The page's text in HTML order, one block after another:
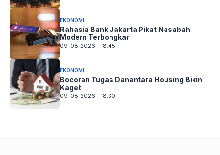
EKONOMI
Rahasia Bank Jakarta Pikat Nasabah
Modern Terbongkar
09-08-2026 - 18.45
EKONOMI
Bocoran Tugas Danantara Housing Bikin
Kaget
09-08-2026 - 18.30